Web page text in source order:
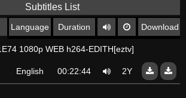
Subtitles List
Language Duration Download
1080p WEB h264-EDITH[eztv]
English 00:22:44 2Y